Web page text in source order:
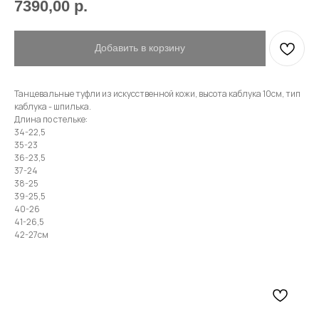
Имя
Нажимая на кнопку, вы даете согласие на обработку своих
7390,00 р.
Добавить в корзину
Танцевальные туфли из искусственной кожи, высота каблука 10см, тип
каблука - шпилька.
Длина по стельке:
34-22,5
35-23
36-23,5
37-24
38-25
39-25,5
40-26
41-26,5
42-27см